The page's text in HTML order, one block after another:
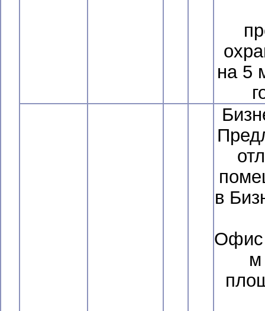
на 5
в
Офис
м